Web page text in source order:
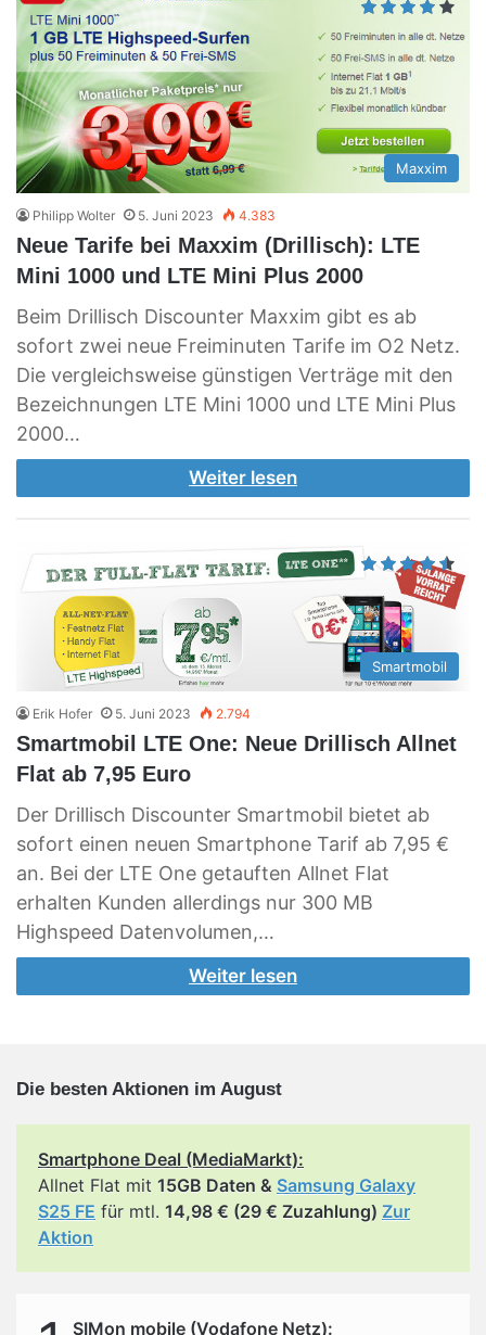
Maxxim
Philipp Wolter 5. Juni 2023 4.383
Neue Tarife bei Maxxim (Drillisch): LTE
Mini 1000 und LTE Mini Plus 2000
Beim Drillisch Discounter Maxxim gibt es ab
sofort zwei neue Freiminuten Tarife im O2 Netz.
Die vergleichsweise günstigen Verträge mit den
Bezeichnungen LTE Mini 1000 und LTE Mini Plus
2000…
Weiter lesen
Smartmobil
Erik Hofer 5. Juni 2023 2.794
Smartmobil LTE One: Neue Drillisch Allnet
Flat ab 7,95 Euro
Der Drillisch Discounter Smartmobil bietet ab
sofort einen neuen Smartphone Tarif ab 7,95 €
an. Bei der LTE One getauften Allnet Flat
erhalten Kunden allerdings nur 300 MB
Highspeed Datenvolumen,…
Weiter lesen
Die besten Aktionen im August
Smartphone Deal (MediaMarkt):
Allnet Flat mit 15GB Daten & Samsung Galaxy
S25 FE für mtl. 14,98 € (29 € Zuzahlung) Zur
Aktion
SIMon mobile (Vodafone Netz):